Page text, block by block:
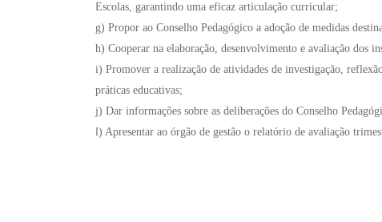
Escolas, garantindo uma eficaz articulação curricular;
g) Propor ao Conselho Pedagógico a adoção de medidas
h) Cooperar na elaboração, desenvolvimento e avaliação dos
i) Promover a realização de atividades de investigação,
práticas educativas;
j) Dar informações sobre as deliberações do Conselho
l) Apresentar ao órgão de gestão o relatório de avaliação